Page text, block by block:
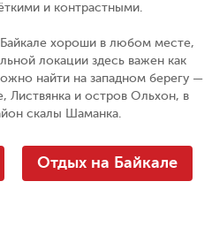
и контрастными.
Байкале хороши в любом месте,
локации здесь важен как
найти на западном берегу —
Листвянка и остров Ольхон, в
скалы Шаманка.
Отдых на Байкале